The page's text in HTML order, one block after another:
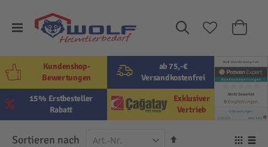
Suche
Mein
ab 75,-€
Versandkostenfrei
Exklusiver
Vertrieb
15% Erstbesteller
Rabatt
Kundenshop-
Bewertungen
Sortieren nach
In